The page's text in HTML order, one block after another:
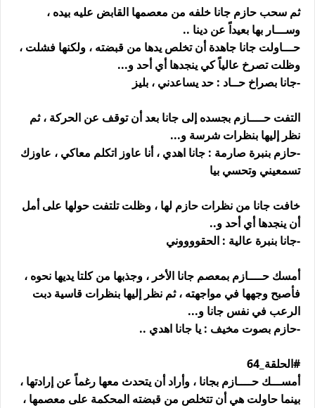
ثم سحب حازم جانا خلفه من معصمها القابض عليه بيده ،
وســـار بها بعيداً عن دينا ..
حـــاولت جانا جاهدة أن تخلص يدها من قبضته ، ولكنها فشلت ،
وظلت تصرخ عالياً كي ينجدها أي أحد و...
-جانا بصراخ حــاد : حد يساعدني ، بليز
التفت حــــازم بجسده إلى جانا بعد أن توقف عن الحركة ، ثم
نظر إليها بنظرات شرسة و...
-حازم بنبرة صارمة : جانا اهدي ، أنا عاوز اتكلم معاكي ، عاوزك
تسمعيني وتحسي بيا
خافت جانا من نظرات حازم لها ، وظلت تلتفت حولها على أمل
أن ينجدها أي أحد و..
-جانا بنبرة عالية : الحقووووني
أمسك حــــازم بمعصم جانا الأخر ، وجذبها من كلتا يديها نحوه ،
فأصبح وجهها في مواجهته ، ثم نظر إليها بنظرات قاسية دبت
الرعب في نفس جانا و...
-حازم بصوت مخيف : يا جانا اهدي ..
#الحلقة_64
أمســـك حــــازم بجانا ، وأراد أن يتحدث معها رغماً عن إرادتها ،
بينما حاولت هي أن تتخلص من قبضته المحكمة على معصمها ،